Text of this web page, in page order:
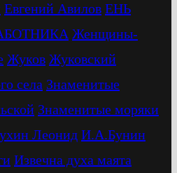
Евгений Авилов ЕНЬ
Женщины-
Жуков Жуковский
села Знаменитые
Знаменитые моряки
Леонид И.А.Бунин
Извечна духа маята